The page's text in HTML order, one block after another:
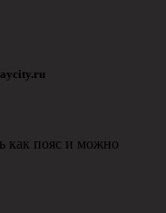
как пояс и можно